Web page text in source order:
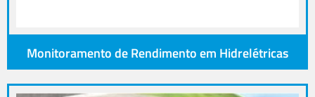
Monitoramento de Rendimento em Hidrelétricas